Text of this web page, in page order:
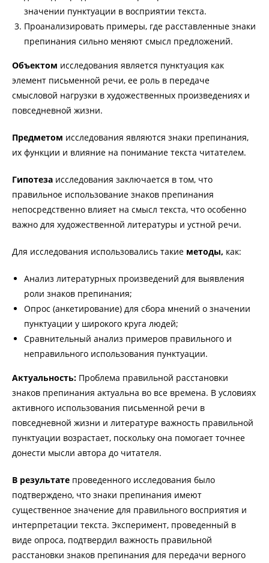
значении пунктуации в восприятии текста.
Проанализировать примеры, где расставленные знаки
препинания сильно меняют смысл предложений.
Объектом исследования является пунктуация как
элемент письменной речи, ее роль в передаче
смысловой нагрузки в художественных произведениях и
повседневной жизни.
Предметом исследования являются знаки препинания,
их функции и влияние на понимание текста читателем.
Гипотеза исследования заключается в том, что
правильное использование знаков препинания
непосредственно влияет на смысл текста, что особенно
важно для художественной литературы и устной речи.
Для исследования использовались такие методы, как:
Анализ литературных произведений для выявления
роли знаков препинания;
Опрос (анкетирование) для сбора мнений о значении
пунктуации у широкого круга людей;
Сравнительный анализ примеров правильного и
неправильного использования пунктуации.
Актуальность: Проблема правильной расстановки
знаков препинания актуальна во все времена. В условиях
активного использования письменной речи в
повседневной жизни и литературе важность правильной
пунктуации возрастает, поскольку она помогает точнее
донести мысли автора до читателя.
В результате проведенного исследования было
подтверждено, что знаки препинания имеют
существенное значение для правильного восприятия и
интерпретации текста. Эксперимент, проведенный в
виде опроса, подтвердил важность правильной
расстановки знаков препинания для передачи верного